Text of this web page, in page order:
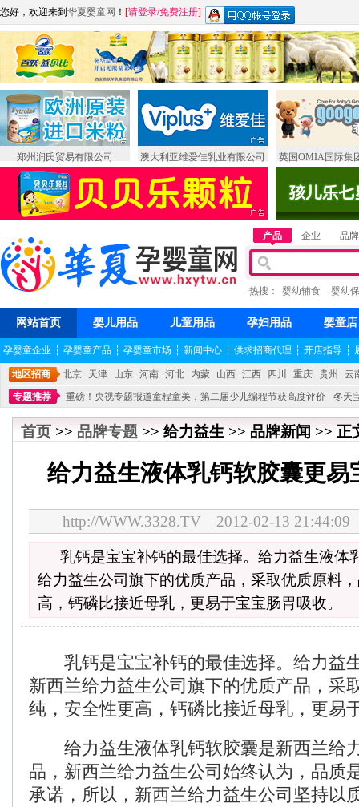
您好，欢迎来到 华夏婴童网 ！ [请登录/免费注册]
郑州润氏贸易有限公司 澳大利亚维爱佳乳业有限公司 英国OMIA国际集
产品 企业 品牌
热搜： 婴幼辅食 婴幼
网站首页 婴儿用品 儿童用品 孕妇用品 婴童店
孕婴童企业 ┆ 孕婴童产品 ┆ 孕婴童市场 ┆ 新闻中心 ┆ 供求招商代理 ┆ 开店指导 ┆
地区招商 北京 天津 山东 河南 河北 内蒙 山西 江西 四川 重庆 贵州
云
专题推荐
重磅！央视专题报道童程童美，第二届少儿编程节获高度评价
冬天
不能再单纯地销售产品,而要向增强服务转型,毕竟母婴产品比较特殊。”
妇幼广场
首页 >> 品牌专题 >> 给力益生 >> 品牌新闻 >> 正
给力益生液体乳钙软胶囊更易
http://WWW.3328.TV 2012-02-13
乳钙是宝宝补钙的最佳选择。给力益生液体
给力益生公司旗下的优质产品，采取优质原料
高，钙磷比接近母乳，更易于宝宝肠胃吸收。
乳钙是宝宝补钙的最佳选择。给力益
新西兰给力益生公司旗下的优质产品，采
纯，安全性更高，钙磷比接近母乳，更易
给力益生液体乳钙软胶囊是新西兰给
品，新西兰给力益生公司始终认为，品质
承诺，所以，新西兰给力益生公司坚持以